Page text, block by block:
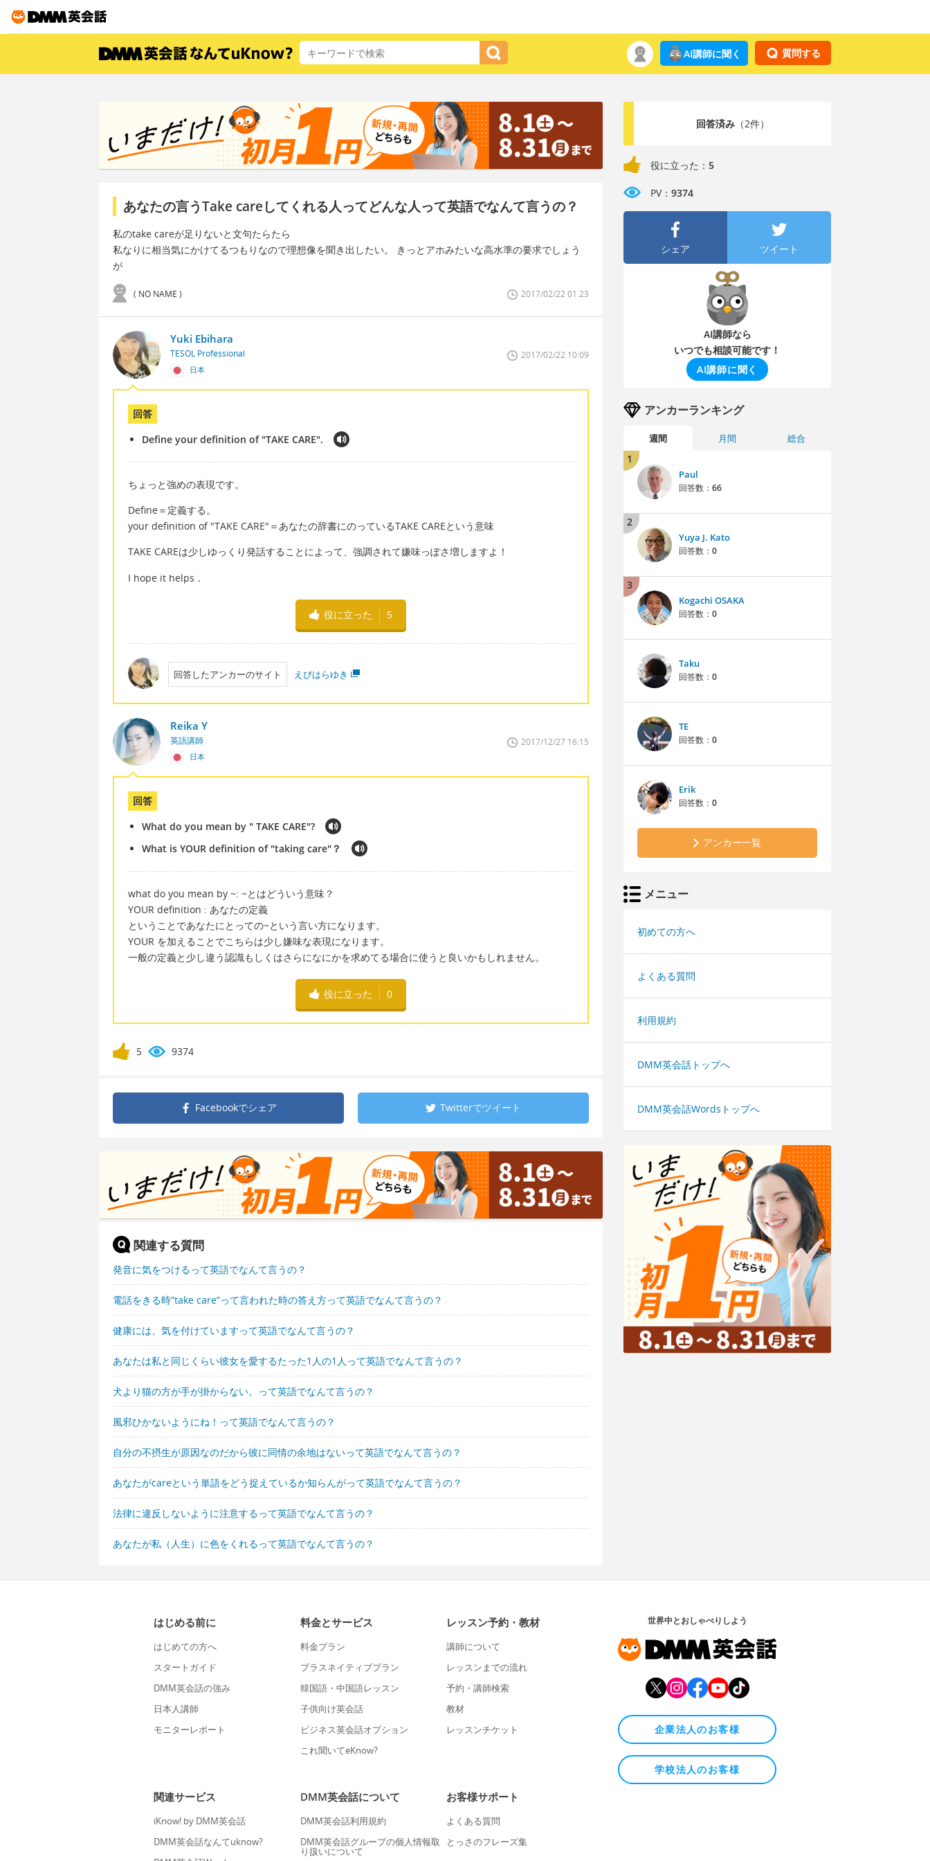
質問する
AI講師に聞く
あなたの言うTake careしてくれる人ってどんな人って英語でなんて言うの？
私のtake careが足りないと文句たらたら
私なりに相当気にかけてるつもりなので理想像を聞き出したい。 きっとアホみたいな高水準の要求でしょう
が
( NO NAME ) 2017/02/22 01:23
Yuki Ebihara
TESOL Professional
日本
2017/02/22 10:09
回答
Define your definition of "TAKE CARE".
ちょっと強めの表現です。
Define＝定義する。
your definition of "TAKE CARE"＝あなたの辞書にのっているTAKE CAREという意味
TAKE CAREは少しゆっくり発話することによって、強調されて嫌味っぽさ増しますよ！
I hope it helps．
役に立った 5
回答したアンカーのサイト えびはらゆき
Reika Y
英語講師
日本
2017/12/27 16:15
回答
What do you mean by " TAKE CARE"?
What is YOUR definition of "taking care"？
what do you mean by ~: ~とはどういう意味？
YOUR definition : あなたの定義
ということであなたにとっての~という言い方になります。
YOUR を加えることでこちらは少し嫌味な表現になります。
一般の定義と少し違う認識もしくはさらになにかを求めてる場合に使うと良いかもしれません。
役に立った 0
5 9374
Facebookでシェア Twitterでツイート
関連する質問
発音に気をつけるって英語でなんて言うの？
電話をきる時”take care”って言われた時の答え方って英語でなんて言うの？
健康には、気を付けていますって英語でなんて言うの？
あなたは私と同じくらい彼女を愛するたった1人の1人って英語でなんて言うの？
犬より猫の方が手が掛からない。って英語でなんて言うの？
風邪ひかないようにね！って英語でなんて言うの？
自分の不摂生が原因なのだから彼に同情の余地はないって英語でなんて言うの？
あなたがcareという単語をどう捉えているか知らんがって英語でなんて言うの？
法律に違反しないように注意するって英語でなんて言うの？
あなたが私（人生）に色をくれるって英語でなんて言うの？
回答済み（2件）
役に立った： 5
PV： 9374
シェア ツイート
AI講師なら
いつでも相談可能です！
AI講師に聞く
アンカーランキング
週間 月間 総合
1
Paul
回答数： 66
2
Yuya J. Kato
回答数： 0
3
Kogachi OSAKA
回答数： 0
Taku
回答数： 0
TE
回答数： 0
Erik
回答数： 0
アンカー一覧
メニュー
初めての方へ
よくある質問
利用規約
DMM英会話トップへ
DMM英会話Wordsトップへ
はじめる前に
はじめての方へ
スタートガイド
DMM英会話の強み
日本人講師
モニターレポート
料金とサービス
料金プラン
プラスネイティブプラン
韓国語・中国語レッスン
子供向け英会話
ビジネス英会話オプション
これ聞いてeKnow?
レッスン予約・教材
講師について
レッスンまでの流れ
予約・講師検索
教材
レッスンチケット
関連サービス
iKnow! by DMM英会話
DMM英会話なんてuknow?
DMM英会話について
DMM英会話利用規約
DMM英会話グループの個人情報取
り扱いについて
お客様サポート
よくある質問
とっさのフレーズ集
世界中とおしゃべりしよう
企業法人のお客様
学校法人のお客様